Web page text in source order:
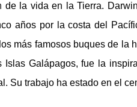
de la vida en la Tierra.
años por la costa del
más famosos buques de la
Galápagos, fue la
Su trabajo ha estado en el